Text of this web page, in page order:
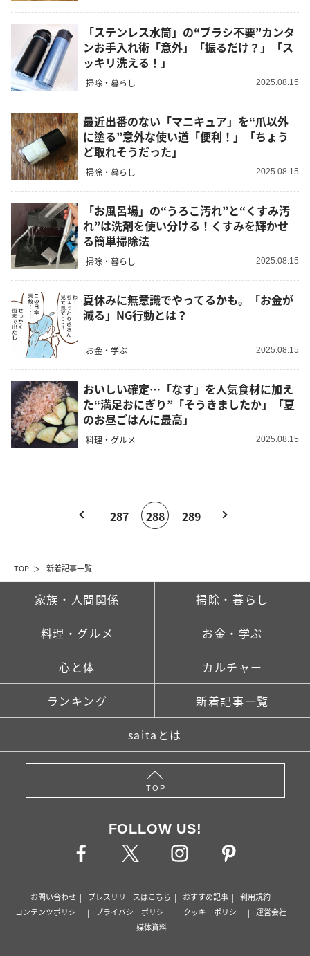
TOP 新着記事一覧
「ステンレス水筒」の“ブラシ不要”カンタ
ンお手入れ術「意外」「振るだけ？」「ス
ッキリ洗える！」
掃除・暮らし 2025.08.15
最近出番のない「マニキュア」を“爪以外
に塗る”意外な使い道「便利！」「ちょう
ど取れそうだった」
掃除・暮らし 2025.08.15
「お風呂場」の“うろこ汚れ”と“くすみ汚
れ”は洗剤を使い分ける！くすみを輝かせ
る簡単掃除法
掃除・暮らし 2025.08.15
夏休みに無意識でやってるかも。「お金が
減る」NG行動とは？
お金・学ぶ 2025.08.15
おいしい確定…「なす」を人気食材に加え
た“満足おにぎり”「そうきましたか」「夏
のお昼ごはんに最高」
料理・グルメ 2025.08.15
287 288 289
家族・人間関係 掃除・暮らし
料理・グルメ お金・学ぶ
心と体 カルチャー
ランキング 新着記事一覧
saitaとは
TOP
FOLLOW US!
お問い合わせ プレスリリースはこちら おすすめ記事
利用規約
コンテンツポリシー
プライバシーポリシー クッキーポリシー
運営会社
媒体資料